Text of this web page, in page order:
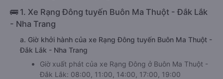
🚌 1. Xe Rạng Đông tuyến Buôn Ma Thuột - Đắk Lắk
- Nha Trang
a. Giờ khởi hành của xe Rạng Đông tuyến Buôn Ma Thuột -
Đắk Lắk - Nha Trang
Giờ xuất phát của xe Rạng Đông ở Buôn Ma Thuột -
Đắk Lắk: 08:00, 11:00, 14:00, 17:00, 19:00